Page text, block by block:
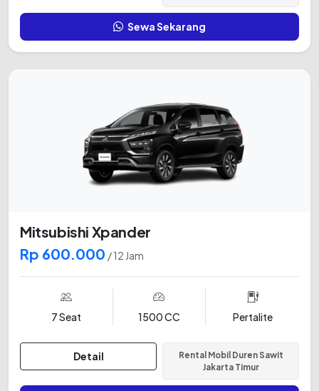
Sewa Sekarang
Mitsubishi Xpander
Rp 600.000 / 12 Jam
7 Seat 1500 CC Pertalite
Detail
Rental Mobil Duren Sawit
Jakarta Timur